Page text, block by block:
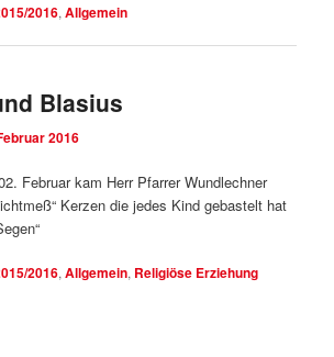
2016,Allgemein
Blasius
2016
Februar kam Herr Pfarrer Wundlechner
Kerzen die jedes Kind gebastelt hat
2016,Allgemein, Religiöse Erziehung